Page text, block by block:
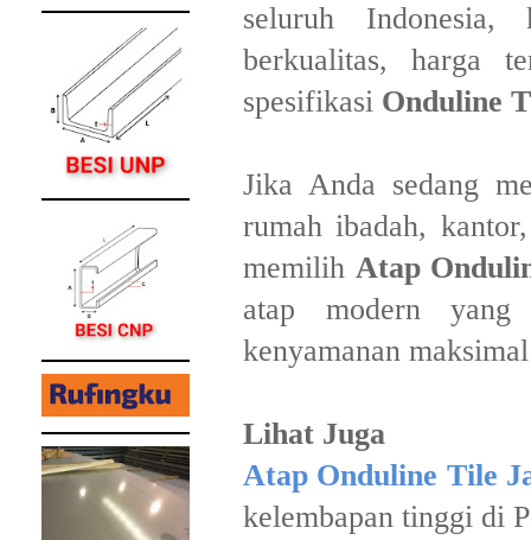
seluruh Indonesia,
berkualitas, harga
spesifikasi Onduline
Jika Anda sedang
rumah ibadah,
memilih Atap
atap modern
kenyamanan
Lihat Juga
Atap Onduline Tile
kelembapan tinggi di